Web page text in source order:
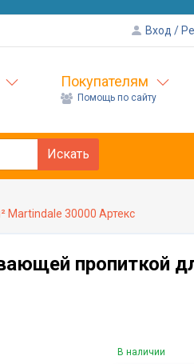
Вход
Покупателям
Помощь по сайту
Искать
Martindale 30000 Артекс
пропиткой
В наличии